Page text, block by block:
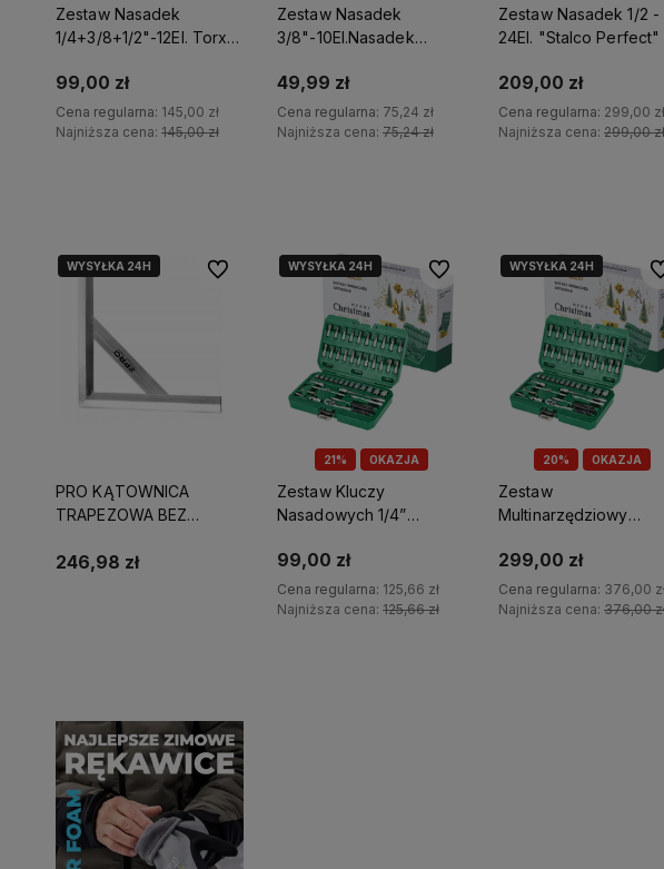
Zestaw Nasadek
1/4+3/8+1/2"-12El. Torx
99,00 zł
Cena regularna: 145,00 zł
Najniższa cena: 145,00 zł
Zestaw Nasadek
3/8"-10El.Nasadek
49,99 zł
Cena regularna: 75,24 zł
Najniższa cena: 75,24 zł
Zestaw Nasadek 1/2 -
24El. "Stalco Perfect"
209,00 zł
Cena regularna: 299,00 zł
Najniższa cena: 299,00 zł
WYSYŁKA 24H
PRO KĄTOWNICA
TRAPEZOWA BEZ
80X80CM
246,98 zł
Do ulubionych
21% OKAZJA
WYSYŁKA 24H
Zestaw Kluczy
Nasadowych 1/4”
Elem. Grzechotka 90t
Stalco S011100048
99,00 zł
Cena regularna: 125,66 zł
Najniższa cena: 125,66 zł
Do ulubionych
20% OKAZJA
WYSYŁKA 24H
Zestaw
Multinarzędziowy
Bmc 55 Elem.
Grzechotka 90t
S011100055
299,00 zł
Cena regularna: 376,00
Najniższa cena: 376,00